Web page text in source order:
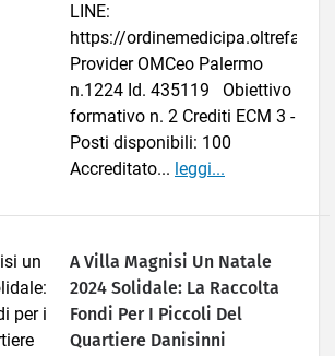
LINE:
https://ordinemedicipa.oltrefad.it/
Provider OMCeo Palermo
n.1224 Id. 435119 Obiettivo
formativo n. 2 Crediti ECM 3 -
Posti disponibili: 100
Accreditato... leggi...
A Villa Magnisi Un Natale
2024 Solidale: La Raccolta
Fondi Per I Piccoli Del
Quartiere Danisinni